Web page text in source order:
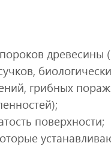
древесины
грибных
поверхности;